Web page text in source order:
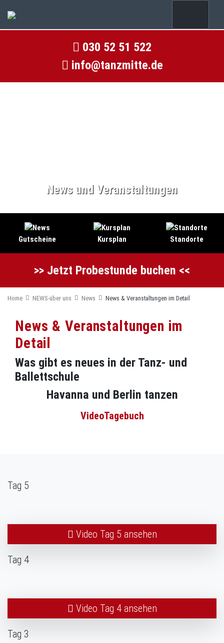
030 52 51 522
info@tanzmitte.de
News und Veranstaltungen
Gutscheine Kursplan Standorte
>> Jetzt Probestunde buchen <<
Home NEWS-über uns News News & Veranstaltungen im Detail
News & Veranstaltungen im
Detail
Was gibt es neues in der Tanz- und
Ballettschule
Havanna und Berlin tanzen
VideoTagebuch
Tag 5
Video Tag 5 ansehen
Tag 4
Video Tag 4 ansehen
Tag 3